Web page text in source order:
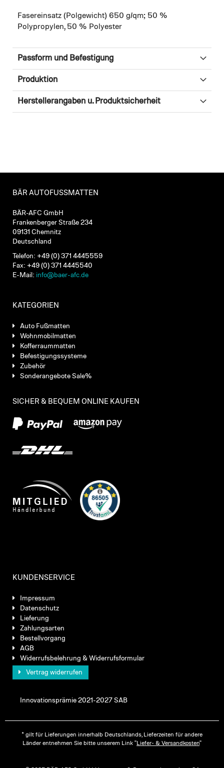
Fasereinsatz (Polgewicht) 650 g/qm; 50 %
Polypropylen, 50 % Polyester
Passform und Befestigung
Produktion
Herstellerangaben u. Produktsicherheit
BÄR AUTOFUSSMATTEN
BÄR-AFC GmbH
Frankenberger Straße 234
09131 Chemnitz
Deutschland
Telefon: +49 (0) 371 4445559
Fax: +49 (0) 371 4445540
E-Mail: info@baer-afc.de
KATEGORIEN
Auto Fußmatten
Wohnmobilmatten
Kofferraummatten
Befestigungssysteme
Zubehör
Sonderangebote Sale%
SICHER & BEQUEM ONLINE KAUFEN
KUNDENSERVICE
Impressum
Datenschutz
Lieferung
Zahlungsarten
Bestellvorgang
AGB
Widerrufsbelehrung & Widerrufsformular
Vertrag widerrufen
Innovationsprämie 2021-2027 SAB
* gilt für Lieferungen innerhalb Deutschlands, Lieferzeiten für andere
Länder entnehmen Sie bitte unserem Link "Liefer- & Versandkosten"